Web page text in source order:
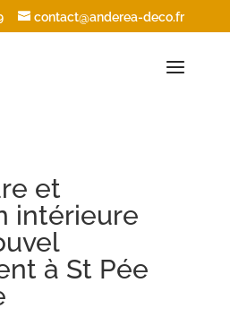
dans une nouvelle fenêtre */
contact@anderea-deco.fr
et
intérieure
à St Pée